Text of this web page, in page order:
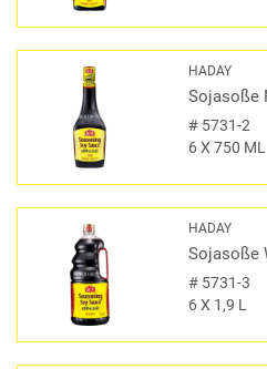
HADAY
Sojasoße
#5731-2
6 X 750 ML
HADAY
Sojasoße
#5731-3
6 X 1,9 L